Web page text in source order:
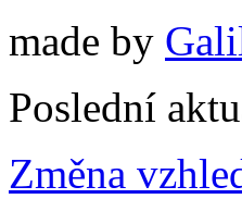
made by
Poslední
Změna